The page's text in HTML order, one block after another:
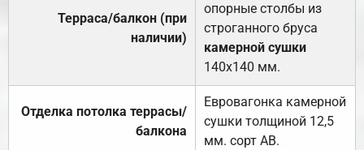
Терраса/балкон (при
наличии)
опорные столбы из
строганного бруса
камерной сушки
140х140 мм.
Отделка потолка террасы/
балкона
Евровагонка камерной
сушки толщиной 12,5
мм. сорт АВ.